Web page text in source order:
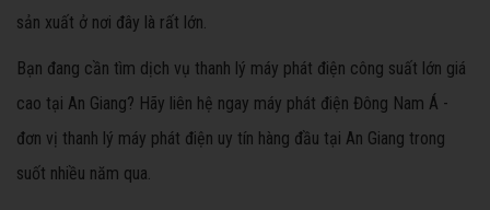
sản xuất ở nơi đây là rất lớn.
Bạn đang cần tìm dịch vụ thanh lý máy phát điện công suất lớn giá
cao tại An Giang? Hãy liên hệ ngay máy phát điện Đông Nam Á -
đơn vị thanh lý máy phát điện uy tín hàng đầu tại An Giang trong
suốt nhiều năm qua.